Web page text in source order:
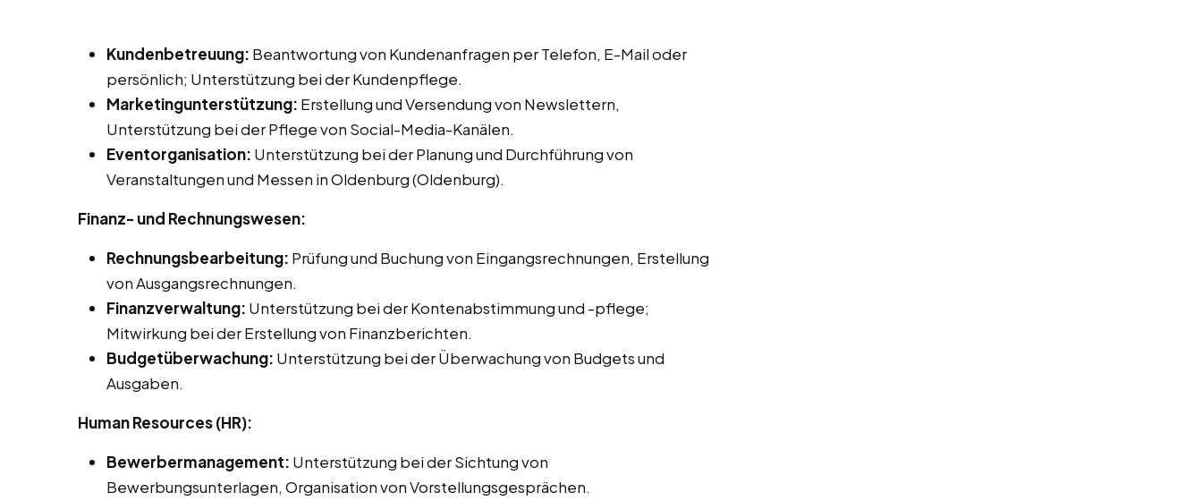
Kundenbetreuung: Beantwortung von Kundenanfragen per Telefon, E-Mail oder
persönlich; Unterstützung bei der Kundenpflege.
Marketingunterstützung: Erstellung und Versendung von Newslettern,
Unterstützung bei der Pflege von Social-Media-Kanälen.
Eventorganisation: Unterstützung bei der Planung und Durchführung von
Veranstaltungen und Messen in Oldenburg (Oldenburg).
Finanz- und Rechnungswesen:
Rechnungsbearbeitung: Prüfung und Buchung von Eingangsrechnungen, Erstellung
von Ausgangsrechnungen.
Finanzverwaltung: Unterstützung bei der Kontenabstimmung und -pflege;
Mitwirkung bei der Erstellung von Finanzberichten.
Budgetüberwachung: Unterstützung bei der Überwachung von Budgets und
Ausgaben.
Human Resources (HR):
Bewerbermanagement: Unterstützung bei der Sichtung von
Bewerbungsunterlagen, Organisation von Vorstellungsgesprächen.